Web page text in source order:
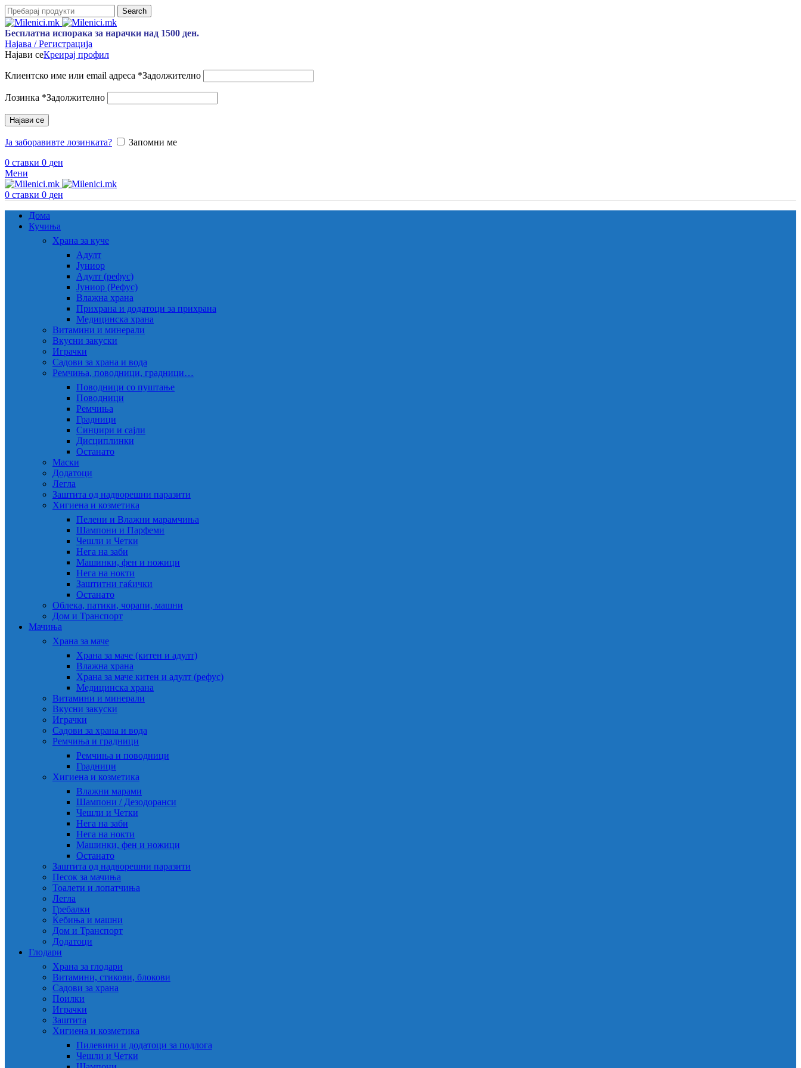
Search
Бесплатна испорака за нарачки над 1500 ден.
Најава / Регистрација
Најави сеКреирај профил
Клиентско име или email адреса *Задолжително
Лозинка *Задолжително
Најави се
Ја заборавивте лозинката?
Запомни ме
0 ставки 0 ден
Мени
0 ставки 0 ден
Дома
Кучиња
Храна за куче
Адулт
Јуниор
Адулт (рефус)
Јуниор (Рефус)
Влажна храна
Прихрана и додатоци за прихрана
Медицинска храна
Витамини и минерали
Вкусни закуски
Играчки
Садови за храна и вода
Ремчиња, поводници, градници…
Поводници со пуштање
Поводници
Ремчиња
Градници
Синџири и сајли
Дисциплинки
Останато
Маски
Додатоци
Легла
Заштита од надворешни паразити
Хигиена и козметика
Пелени и Влажни марамчиња
Шампони и Парфеми
Чешли и Четки
Нега на заби
Машинки, фен и ножици
Нега на нокти
Заштитни гаќички
Останато
Облека, патики, чорапи, машни
Дом и Транспорт
Мачиња
Храна за маче
Храна за маче (китен и адулт)
Влажна храна
Храна за маче китен и адулт (рефус)
Медицинска храна
Витамини и минерали
Вкусни закуски
Играчки
Садови за храна и вода
Ремчиња и градници
Ремчиња и поводници
Градници
Хигиена и козметика
Влажни марами
Шампони / Дезодоранси
Чешли и Четки
Нега на заби
Нега на нокти
Машинки, фен и ножици
Останато
Заштита од надворешни паразити
Песок за мачиња
Тоалети и лопатчиња
Легла
Гребалки
Ќебиња и машни
Дом и Транспорт
Додатоци
Глодари
Храна за глодари
Витамини, стикови, блокови
Садови за храна
Поилки
Играчки
Заштита
Хигиена и козметика
Пилевини и додатоци за подлога
Чешли и Четки